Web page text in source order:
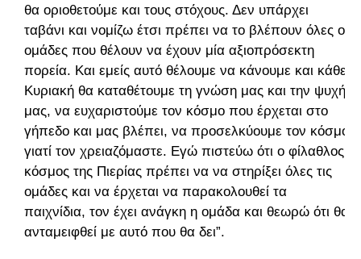
θα οριοθετούμε και τους στόχους. Δεν υπάρχει
ταβάνι και νομίζω έτσι πρέπει να το βλέπουν όλες οι
ομάδες που θέλουν να έχουν μία αξιοπρόσεκτη
πορεία. Και εμείς αυτό θέλουμε να κάνουμε και κάθε
Κυριακή θα καταθέτουμε τη γνώση μας και την ψυχή
μας, να ευχαριστούμε τον κόσμο που έρχεται στο
γήπεδο και μας βλέπει, να προσελκύουμε τον κόσμο
γιατί τον χρειαζόμαστε. Εγώ πιστεύω ότι ο φίλαθλος
κόσμος της Πιερίας πρέπει να να στηρίξει όλες τις
ομάδες και να έρχεται να παρακολουθεί τα
παιχνίδια, τον έχει ανάγκη η ομάδα και θεωρώ ότι θα
ανταμειφθεί με αυτό που θα δει”.